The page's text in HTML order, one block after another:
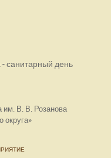
санитарный день
им. В. В. Розанова
округа»